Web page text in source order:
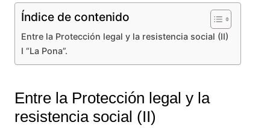
Índice de contenido
Entre la Protección legal y la resistencia social (II)
I “La Pona”.
Entre la Protección legal y la
resistencia social (II)